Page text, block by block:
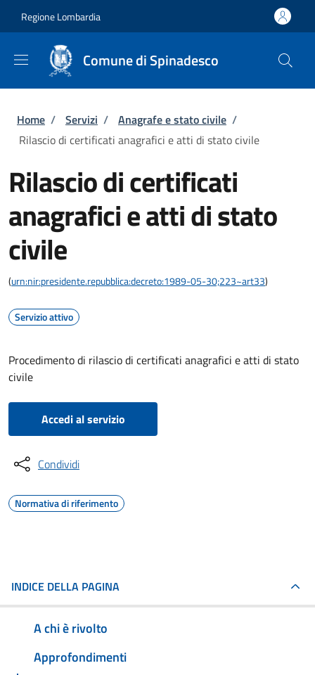
Regione Lombardia
Comune di Spinadesco
Briciole di pane
Home / Servizi / Anagrafe e stato civile /
Rilascio di certificati anagrafici e atti di stato civile
Rilascio di certificati
anagrafici e atti di stato
civile
(urn:nir:presidente.repubblica:decreto:1989-05-30;223~art33)
Servizio attivo
Procedimento di rilascio di certificati anagrafici e atti di stato
civile
Accedi al servizio
Condividi
Normativa di riferimento
INDICE DELLA PAGINA
A chi è rivolto
Approfondimenti